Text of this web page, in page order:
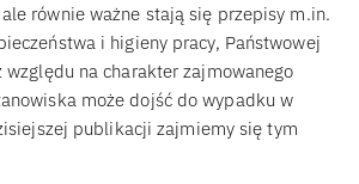
równie ważne stają się przepisy m.in.
i higieny pracy, Państwowej
względu na charakter zajmowanego
może dojść do wypadku w
publikacji zajmiemy się tym